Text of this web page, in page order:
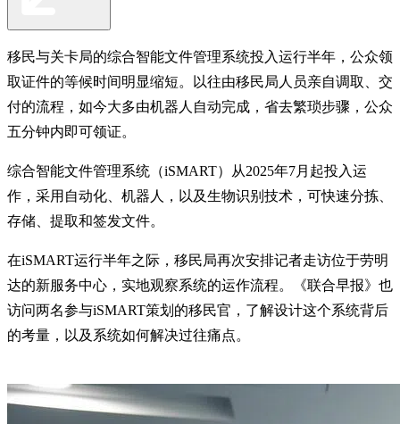
移民与关卡局的综合智能文件管理系统投入运行半年，公众领
取证件的等候时间明显缩短。以往由移民局人员亲自调取、交
付的流程，如今大多由机器人自动完成，省去繁琐步骤，公众
五分钟内即可领证。
综合智能文件管理系统（iSMART）从2025年7月起投入运
作，采用自动化、机器人，以及生物识别技术，可快速分拣、
存储、提取和签发文件。
在iSMART运行半年之际，移民局再次安排记者走访位于劳明
达的新服务中心，实地观察系统的运作流程。《联合早报》也
访问两名参与iSMART策划的移民官，了解设计这个系统背后
的考量，以及系统如何解决过往痛点。